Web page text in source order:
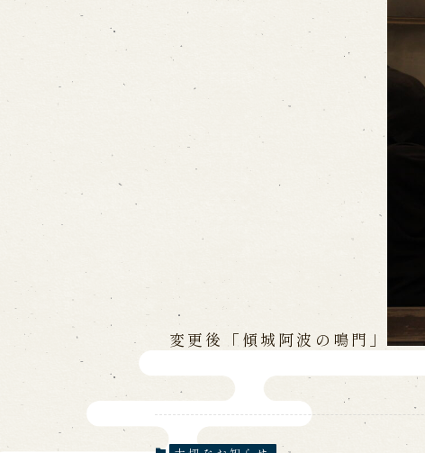
淡路島と国生み神話
淡路人形の広がり
南あわじ市の伝統芸能
変更後「傾城阿波の鳴門」